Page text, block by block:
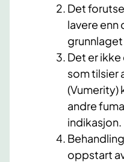
Det
lavere enn
Det er
som tilsier
(Vumerity)
andre
indikasjon.
oppstart